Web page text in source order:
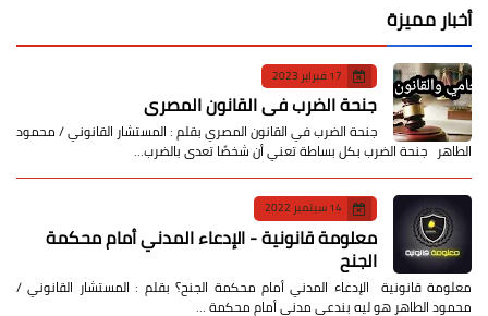
أخبار مميزة
17 فبراير 2023
جنحة الضرب في القانون المصري
جنحة الضرب في القانون المصري بقلم : المستشار القانوني / محمود
الطاهر جنحة الضرب بكل بساطة تعني أن شخصًا تعدى بالضرب…
14 سبتمبر 2022
معلومة قانونية - الإدعاء المدني أمام محكمة
الجنح
معلومة قانونية الإدعاء المدني أمام محكمة الجنح؟ بقلم : المستشار القانوني /
محمود الطاهر هو ليه بندعي مدني أمام محكمة …